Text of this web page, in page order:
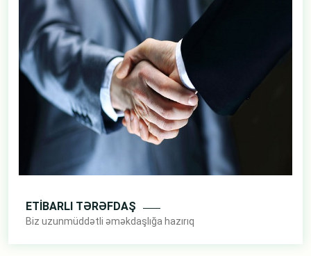
ETİBARLI TƏRƏFDAŞ
Biz uzunmüddətli əməkdaşlığa hazırıq